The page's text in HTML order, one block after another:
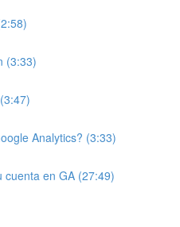
(3:33)
Analytics? (3:33)
cuenta en GA (27:49)